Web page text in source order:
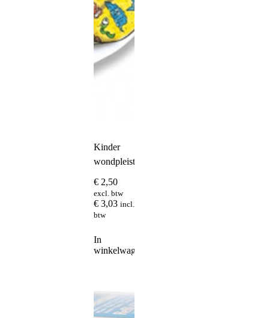
Kinder
wondpleister
€ 2,50
excl. btw
€ 3,03 incl.
btw
In
winkelwagen